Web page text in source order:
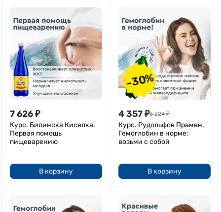
7 626₽
Курс. Билинска Киселка.
Первая помощь
пищеварению
В корзину
-30%
4 357₽6 224 ₽
Курс. Рудольфов Прамен.
Гемоглобин в норме:
возьми с собой
В корзину